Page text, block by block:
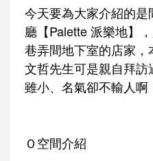
今天要為大家介紹的
廳【Palette 派樂地】
巷弄間地下室的店家
文哲先生可是親自拜
雖小、名氣卻不輸人啊
Ｏ空間介紹